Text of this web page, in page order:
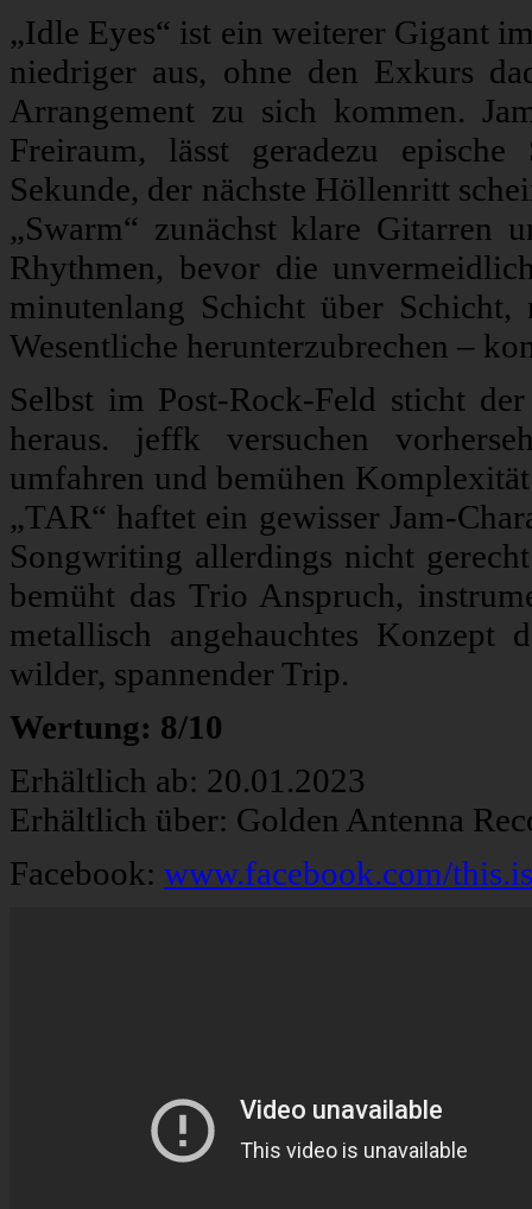
„Idle Eyes“ ist ein weiterer Gigant
niedriger aus, ohne den Exkurs
Arrangement zu sich kommen.
Freiraum, lässt geradezu
Sekunde, der nächste Höllenritt
„Swarm“ zunächst klare Gitarren
Rhythmen, bevor die
minutenlang Schicht über
Wesentliche herunterzubrechen –
Selbst im Post-Rock-Feld sticht
heraus. jeffk versuchen
umfahren und bemühen
„TAR“ haftet ein gewisser Jam-
Songwriting allerdings nicht
bemüht das Trio Anspruch,
metallisch angehauchtes Konzept
wilder, spannender Trip.
Wertung: 8/10
Erhältlich ab: 20.01.2023
Erhältlich über: Golden Antenna
Facebook: www.facebook.com/